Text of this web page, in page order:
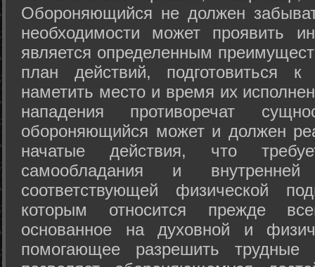
Обороняющийся не должен
необходимости может проявить
является определенным
план действий, подготовиться
наметить место и время их
нападения противоречат
обороняющийся может и должен
начатые действия, что
самообладания и
соответствующей физической
которым относится прежде
основанное на духовной и
помогающее разрешить